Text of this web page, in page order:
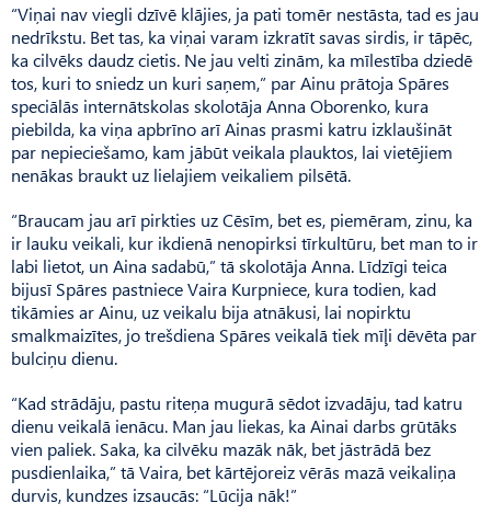
“Viņai nav viegli dzīvē klājies, ja pati tomēr nestāsta, tad es jau
nedrīkstu. Bet tas, ka viņai varam izkratīt savas sirdis, ir tāpēc,
ka cilvēks daudz cietis. Ne jau velti zinām, ka mīlestība dziedē
tos, kuri to sniedz un kuri saņem,” par Ainu prātoja Spāres
speciālās internātskolas skolotāja Anna Oborenko, kura
piebilda, ka viņa apbrīno arī Ainas prasmi katru izklaušināt
par nepieciešamo, kam jābūt veikala plauktos, lai vietējiem
nenākas braukt uz lielajiem veikaliem pilsētā.
“Braucam jau arī pirkties uz Cēsīm, bet es, piemēram, zinu, ka
ir lauku veikali, kur ikdienā nenopirksi tīrkultūru, bet man to ir
labi lietot, un Aina sadabū,” tā skolotāja Anna. Līdzīgi teica
bijusī Spāres pastniece Vaira Kurpniece, kura todien, kad
tikāmies ar Ainu, uz veikalu bija atnākusi, lai nopirktu
smalkmaizītes, jo trešdiena Spāres veikalā tiek mīļi dēvēta par
bulciņu dienu.
“Kad strādāju, pastu riteņa mugurā sēdot izvadāju, tad katru
dienu veikalā ienācu. Man jau liekas, ka Ainai darbs grūtāks
vien paliek. Saka, ka cilvēku mazāk nāk, bet jāstrādā bez
pusdienlaika,” tā Vaira, bet kārtējoreiz vērās mazā veikaliņa
durvis, kundzes izsaucās: “Lūcija nāk!”